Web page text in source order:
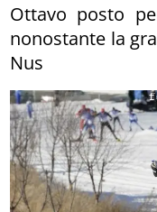
Ottavo posto
nonostante la
Nus